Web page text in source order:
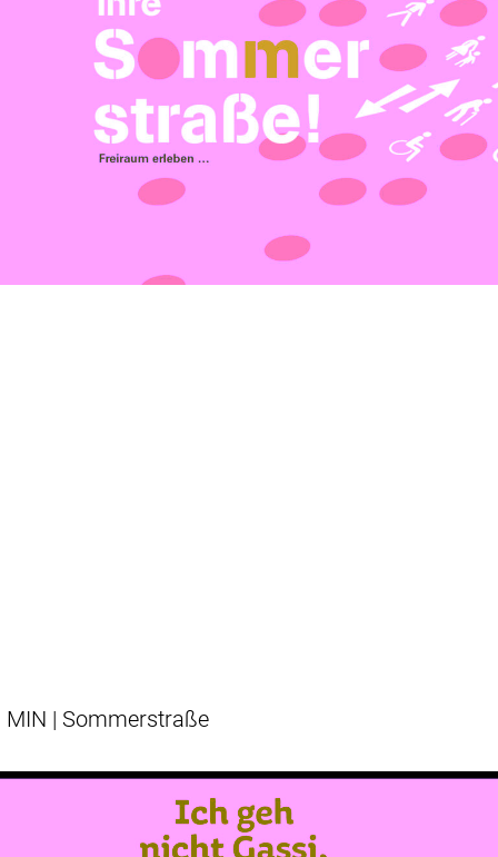
MIN | Sommerstraße